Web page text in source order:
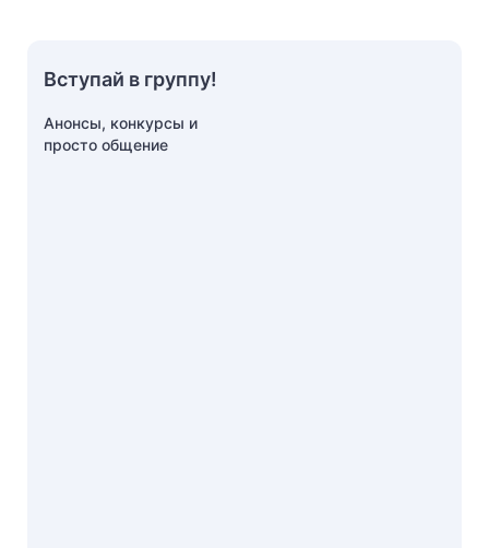
Вступай в группу!
Анонсы, конкурсы и
просто общение